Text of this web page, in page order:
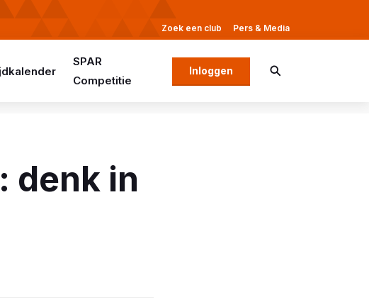
Zoek een club Pers & Media
SPAR
Competitie
Inloggen
denk in